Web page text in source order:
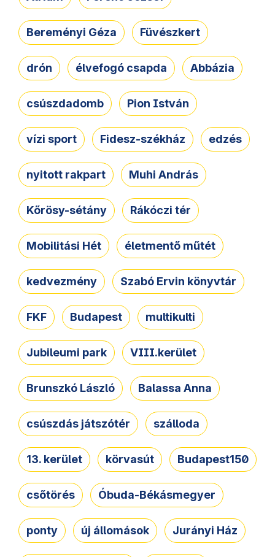
Bereményi Géza Füvészkert
drón élvefogó csapda Abbázia
csúszdadomb Pion István
vízi sport Fidesz-székház edzés
nyitott rakpart Muhi András
Kőrösy-sétány Rákóczi tér
Mobilitási Hét életmentő műtét
kedvezmény Szabó Ervin könyvtár
FKF Budapest multikulti
Jubileumi park VIII.kerület
Brunszkó László Balassa Anna
csúszdás játszótér szálloda
13. kerület körvasút Budapest150
csőtörés Óbuda-Békásmegyer
ponty új állomások Jurányi Ház